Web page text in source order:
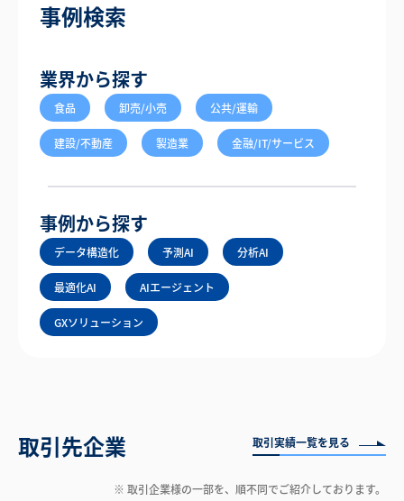
事例検索
業界から探す
食品 卸売/小売 公共/運輸
建設/不動産 製造業 金融/IT/サービス
事例から探す
データ構造化 予測AI 分析AI
最適化AI AIエージェント
GXソリューション
取引先企業 取引実績一覧を見る
※ 取引企業様の一部を、順不同でご紹介しております。